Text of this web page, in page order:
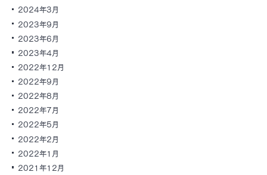
2024年3月
2023年9月
2023年6月
2023年4月
2022年12月
2022年9月
2022年8月
2022年7月
2022年5月
2022年2月
2022年1月
2021年12月